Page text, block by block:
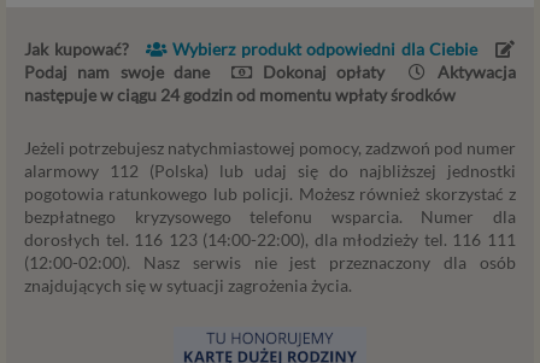
Jak kupować?
Wybierz produkt odpowiedni dla Ciebie
Podaj nam swoje dane
Dokonaj opłaty
Aktywacja
następuje w ciągu 24 godzin od momentu wpłaty środków
Jeżeli potrzebujesz natychmiastowej pomocy, zadzwoń pod numer
alarmowy 112 (Polska) lub udaj się do najbliższej jednostki
pogotowia ratunkowego lub policji. Możesz również skorzystać z
bezpłatnego kryzysowego telefonu wsparcia. Numer dla
dorosłych tel. 116 123 (14:00-22:00), dla młodzieży tel. 116 111
(12:00-02:00). Nasz serwis nie jest przeznaczony dla osób
znajdujących się w sytuacji zagrożenia życia.
interesujesz się psychologią dziecka i oglądasz
materiały na ten temat w Psychorada.pl to możemy
Ci wyświetlić reklamę na podobny temat).
interesujące Cię oferty reklamowe (np. produktu lub
usługi, których możesz potrzebować) reklamodawcy
i ich przedstawiciele muszą mieć możliwość
przetwarzania Twoich danych. Udzielenie takiej
zgody jest całkowicie dobrowolne, i jeśli nie chcesz,
nie musisz jej udzielać. Dzięki naszemu rozwiązaniu
zmiany zgody w dowolnym momencie.